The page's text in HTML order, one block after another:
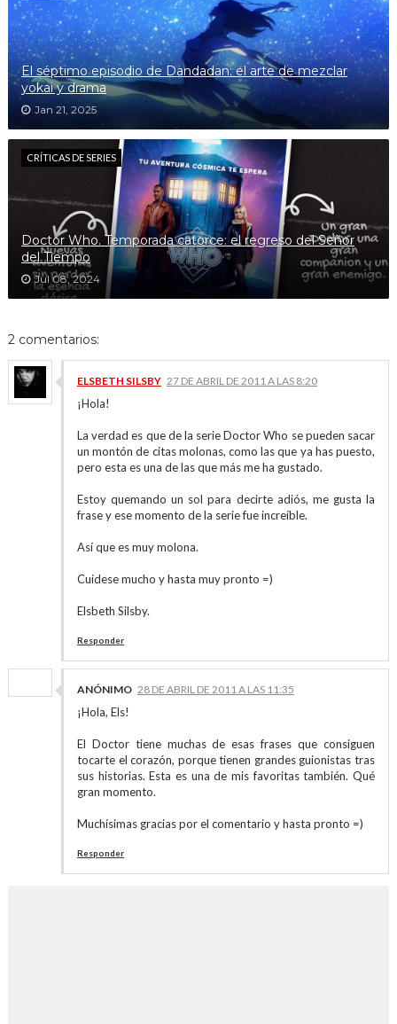
El séptimo episodio de Dandadan: el arte de mezclar
yokai y drama
Jan 21, 2025
CRÍTICAS DE SERIES
Doctor Who. Temporada catorce: el regreso del Señor
del Tiempo
Jul 08, 2024
2 comentarios:
ELSBETH SILSBY 27 DE ABRIL DE 2011 A LAS 8:20
¡Hola!
La verdad es que de la serie Doctor Who se pueden sacar
un montón de citas molonas, como las que ya has puesto,
pero esta es una de las que más me ha gustado.
Estoy quemando un sol para decirte adiós, me gusta la
frase y ese momento de la serie fue increíble.
Así que es muy molona.
Cuídese mucho y hasta muy pronto =)
Elsbeth Silsby.
Responder
ANÓNIMO 28 DE ABRIL DE 2011 A LAS 11:35
¡Hola, Els!
El Doctor tiene muchas de esas frases que consiguen
tocarte el corazón, porque tienen grandes guionistas tras
sus historias. Esta es una de mis favoritas también. Qué
gran momento.
Muchísimas gracias por el comentario y hasta pronto =)
Responder